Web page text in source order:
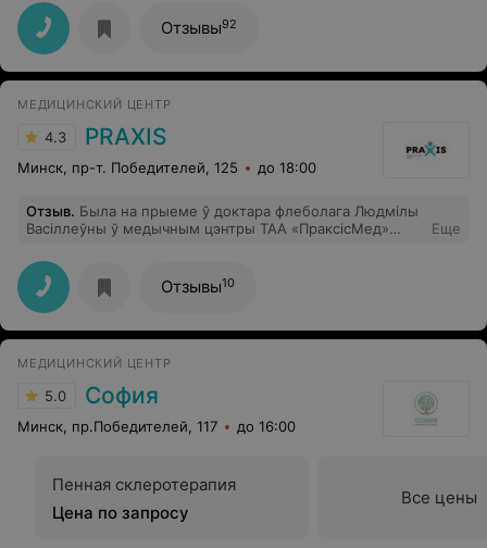
никогда не промывали. Отвращение
Отзывы92
МЕДИЦИНСКИЙ ЦЕНТР
4.3 PRAXIS
Минск, пр-т. Победителей, 125 до 18:00
Отзыв. Была на прыеме ў доктара флеболага Людмілы
Васіллеўны ў медычным цэнтры ТАА «ПраксісМед»
вельмі ўважлівы доктар, а спецыяліст наўпрост ад
бога. Усе зрабіла на вышэйшым узроўні, дала парады
на будучае!.
Еще
Отзывы10
МЕДИЦИНСКИЙ ЦЕНТР
5.0 София
Минск, пр.Победителей, 117 до 16:00
Пенная склеротерапия
Цена по запросу
Все цены